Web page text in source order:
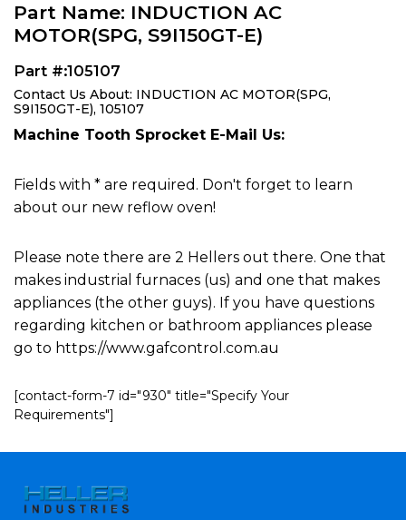
Part Name: INDUCTION AC
MOTOR(SPG, S9I150GT-E)
Part #:105107
Contact Us About: INDUCTION AC MOTOR(SPG,
S9I150GT-E), 105107
Machine Tooth Sprocket E-Mail Us:
Fields with * are required. Don't forget to learn
about our new reflow oven!
Please note there are 2 Hellers out there. One that
makes industrial furnaces (us) and one that makes
appliances (the other guys). If you have questions
regarding kitchen or bathroom appliances please
go to https://www.gafcontrol.com.au
[contact-form-7 id="930" title="Specify Your
Requirements"]